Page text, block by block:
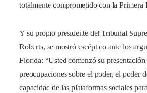
totalmente comprometido con la Primera
Y su propio presidente del Tribunal
Roberts, se mostró escéptico ante los
Florida: “Usted comenzó su
preocupaciones sobre el poder, el poder
capacidad de las plataformas sociales